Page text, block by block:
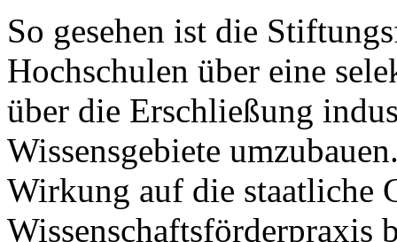
So gesehen ist die
Hochschulen über eine
über die Erschließung
Wissensgebiete
Wirkung auf die staatliche
Wissenschaftsförderpraxis